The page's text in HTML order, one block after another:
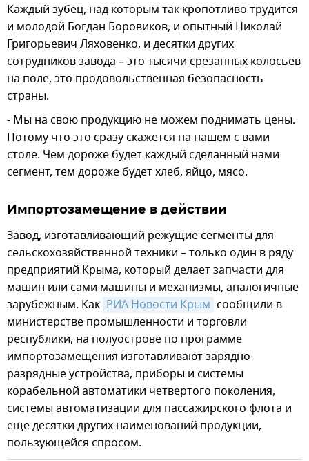
Каждый зубец, над которым так кропотливо трудится
и молодой Богдан Боровиков, и опытный Николай
Григорьевич Ляховенко, и десятки других
сотрудников завода – это тысячи срезанных колосьев
на поле, это продовольственная безопасность
страны.
- Мы на свою продукцию не можем поднимать цены.
Потому что это сразу скажется на нашем с вами
столе. Чем дороже будет каждый сделанный нами
сегмент, тем дороже будет хлеб, яйцо, мясо.
Импортозамещение в действии
Завод, изготавливающий режущие сегменты для
сельскохозяйственной техники – только один в ряду
предприятий Крыма, который делает запчасти для
машин или сами машины и механизмы, аналогичные
зарубежным. Как РИА Новости Крым сообщили в
министерстве промышленности и торговли
республики, на полуострове по программе
импортозамещения изготавливают зарядно-
разрядные устройства, приборы и системы
корабельной автоматики четвертого поколения,
системы автоматизации для пассажирского флота и
еще десятки других наименований продукции,
пользующейся спросом.